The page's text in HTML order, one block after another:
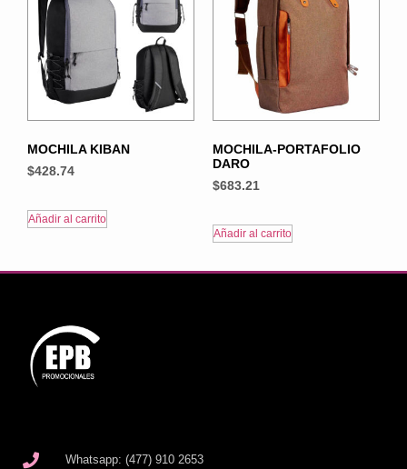
MOCHILA KIBAN
$428.74
Añadir al carrito
MOCHILA-PORTAFOLIO
DARO
$683.21
Añadir al carrito
Whatsapp: (477) 910 2653